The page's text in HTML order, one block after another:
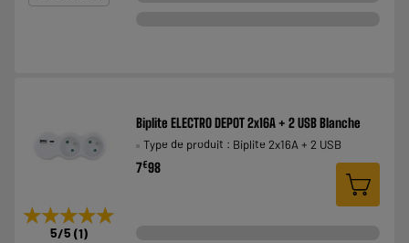
★★★★★
★★★★★
5/5 (1)
Biplite ELECTRO DEPOT 2x16A + 2 USB Blanche
Type de produit : Biplite 2x16A + 2 USB
7€98